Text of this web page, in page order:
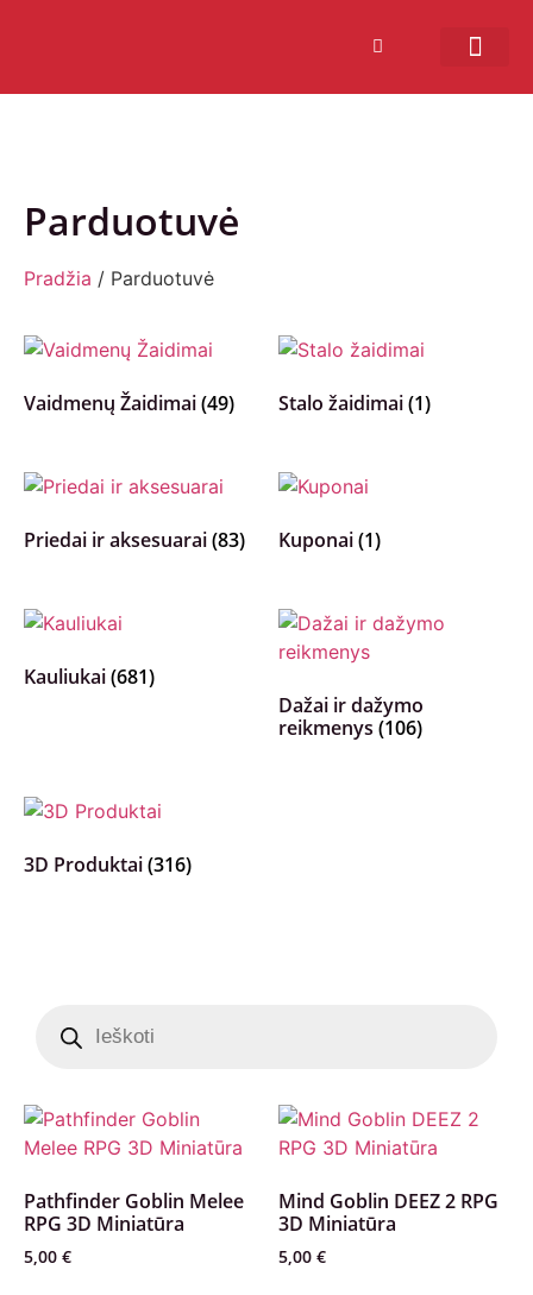
Parduotuvė
Pradžia / Parduotuvė
Vaidmenų Žaidimai(49) Stalo žaidimai(1)
Priedai ir aksesuarai(83) Kuponai(1)
Kauliukai(681)
Dažai ir dažymo
reikmenys (106)
3D Produktai(316)
Pathfinder Goblin Melee
RPG 3D Miniatūra
5,00 €
Mind Goblin DEEZ 2 RPG
3D Miniatūra
5,00 €